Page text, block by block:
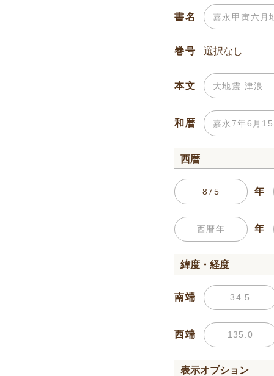
書名
巻号
本文
和暦
西暦
年
年
緯度・経度
南端
西端
表示オプション